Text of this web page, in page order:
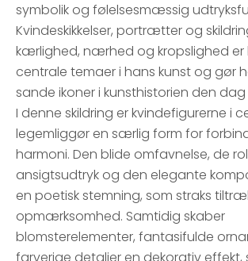
symbolik og følelsesmæssig
Kvindeskikkelser, portrætter og
kærlighed, nærhed og kropslighed
centrale temaer i hans kunst og gør
sande ikoner i kunsthistorien den
I denne skildring er kvindefigurerne i
legemliggør en særlig form for
harmoni. Den blide omfavnelse, de
ansigtsudtryk og den elegante
en poetisk stemning, som straks
opmærksomhed. Samtidig skaber
blomsterelementer, fantasifulde